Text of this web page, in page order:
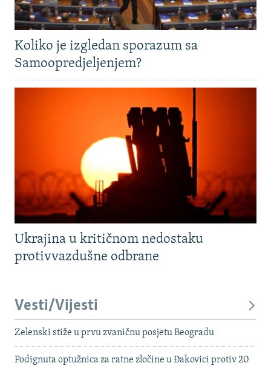
Koliko je izgledan sporazum sa
Samoopredjeljenjem?
Ukrajina u kritičnom nedostaku
protivvazdušne odbrane
Vesti/Vijesti
Zelenski stiže u prvu zvaničnu posjetu Beogradu
Podignuta optužnica za ratne zločine u Đakovici protiv 20